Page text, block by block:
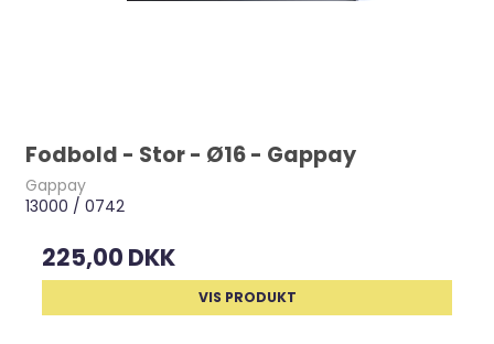
Fodbold - Stor - Ø16 - Gappay
Gappay
13000 / 0742
225,00 DKK
VIS PRODUKT